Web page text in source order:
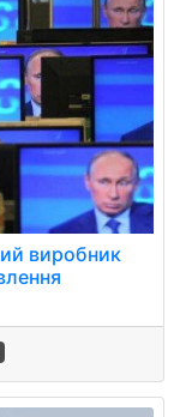
виробник